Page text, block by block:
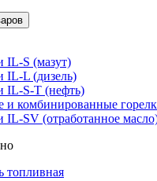
IL-S (мазут)
IL-L (дизель)
IL-S-T (нефть)
и комбинированные
IL-SV (отработанное
топливная